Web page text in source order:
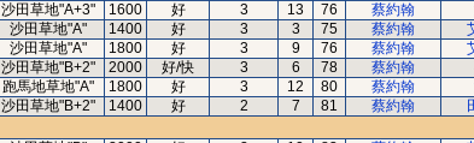
沙田草地"A+3" 1600 好 3 13 76 蔡約翰
沙田草地"A" 1400 好 3 3 75 蔡約翰
沙田草地"A" 1800 好 3 9 76 蔡約翰
沙田草地"B+2" 2000 好/快 3 6 78 蔡約翰
跑馬地草地"A" 1800 好 3 12 80 蔡約翰
沙田草地"B+2" 1400 好 2 7 81 蔡約翰